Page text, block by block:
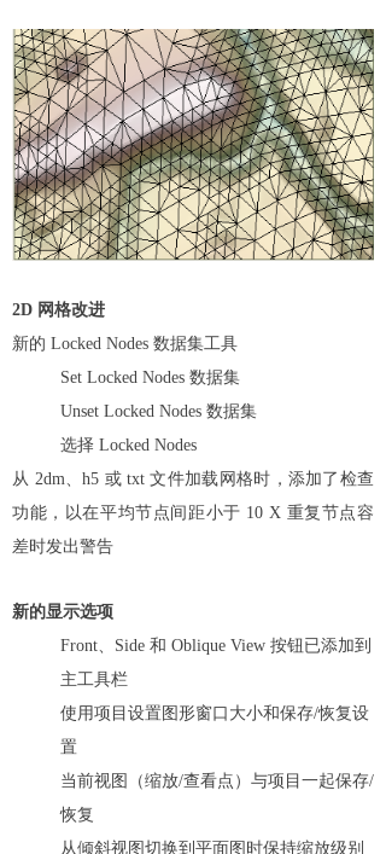
2D 网格改进
新的 Locked Nodes 数据集工具
Set Locked Nodes 数据集
Unset Locked Nodes 数据集
选择 Locked Nodes
从 2dm、h5 或 txt 文件加载网格时，添加了检查
功能，以在平均节点间距小于 10 X 重复节点容
差时发出警告
新的显示选项
Front、Side 和 Oblique View 按钮已添加到
主工具栏
使用项目设置图形窗口大小和保存/恢复设
置
当前视图（缩放/查看点）与项目一起保存/
恢复
从倾斜视图切换到平面图时保持缩放级别